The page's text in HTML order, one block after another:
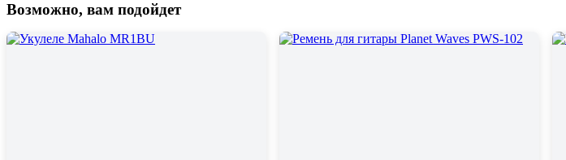
Возможно, вам подойдет